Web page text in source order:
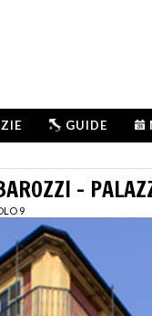
GUIDE
–
9